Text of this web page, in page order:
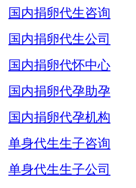
国内捐卵代生咨询
国内捐卵代生公司
国内捐卵代怀中心
国内捐卵代孕助孕
国内捐卵代孕机构
单身代生生子咨询
单身代生生子公司